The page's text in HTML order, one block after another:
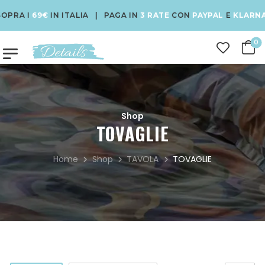
IN ITALIA | PAGA IN3 RATECONPAYPAL EKLARNA| USA
0
Shop
TOVAGLIE
Home Shop TAVOLA TOVAGLIE